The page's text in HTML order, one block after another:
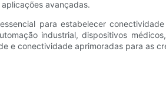
avançadas.
para estabelecer
industrial, dispositivos
e conectividade aprimoradas para as